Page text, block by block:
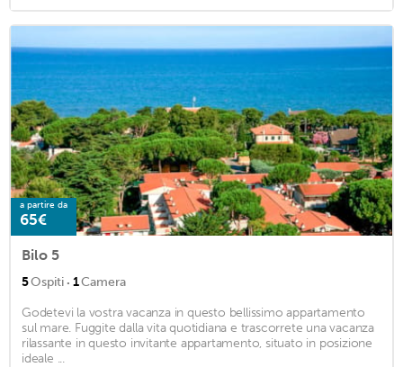
a partire da
65€
Bilo 5
5Ospiti · 1Camera
Godetevi la vostra vacanza in questo bellissimo appartamento
sul mare. Fuggite dalla vita quotidiana e trascorrete una vacanza
rilassante in questo invitante appartamento, situato in posizione
ideale ...